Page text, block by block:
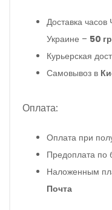
Доставка
Украине – 50
Курьерская
Самовывоз в
Оплата:
Оплата при
Предоплата по
Наложенным
Почта